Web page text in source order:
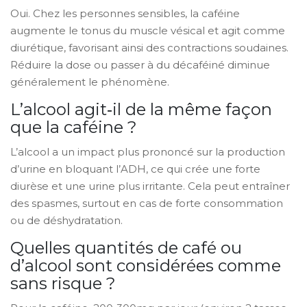
Oui. Chez les personnes sensibles, la caféine
augmente le tonus du muscle vésical et agit comme
diurétique, favorisant ainsi des contractions soudaines.
Réduire la dose ou passer à du décaféiné diminue
généralement le phénomène.
L’alcool agit‑il de la même façon
que la caféine ?
L’alcool a un impact plus prononcé sur la production
d’urine en bloquant l’ADH, ce qui crée une forte
diurèse et une urine plus irritante. Cela peut entraîner
des spasmes, surtout en cas de forte consommation
ou de déshydratation.
Quelles quantités de café ou
d’alcool sont considérées comme
sans risque ?